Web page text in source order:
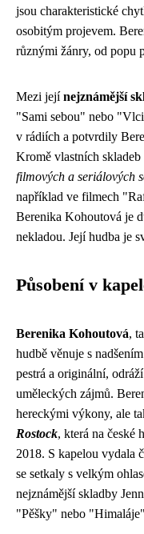
jsou charakteristické
osobitým projevem.
různými žánry, od popu
Mezi jejínejznámější
"Sami sebou" nebo
v rádiích a potvrdily
Kromě vlastních
filmových a seriálových
například ve filmech
Berenika Kohoutová je
nekladou. Její hudba je
Působení v
Berenika Kohoutová,
hudbě věnuje s
pestrá a originální,
uměleckých zájmů.
hereckými výkony, ale
Rostock, která na české
2018. S kapelou vydala
se setkaly s velkým
nejznámější skladby
"Pěšky" nebo